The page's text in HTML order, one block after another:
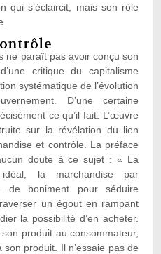
qui s’éclaircit, mais son rôle
ne paraît pas avoir conçu son
critique du capitalisme
systématique de l’évolution
D’une certaine
ce qu’il fait. L’œuvre
sur la révélation du lien
et contrôle. La préface
doute à ce sujet : « La
la marchandise par
de boniment pour séduire
un égout en rampant
la possibilité d’en acheter.
produit au consommateur,
produit. Il n’essaie pas de